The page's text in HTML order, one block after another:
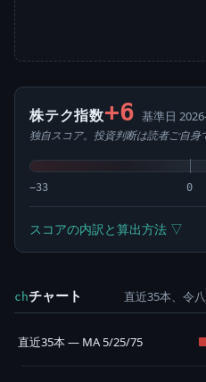
株テク指数+6 基準日
独自スコア。投資判断は読者ご自身
−33 0
スコアの内訳と算出方法 ▽
chチャート 直近35本、令
直近35本 — MA 5/25/75